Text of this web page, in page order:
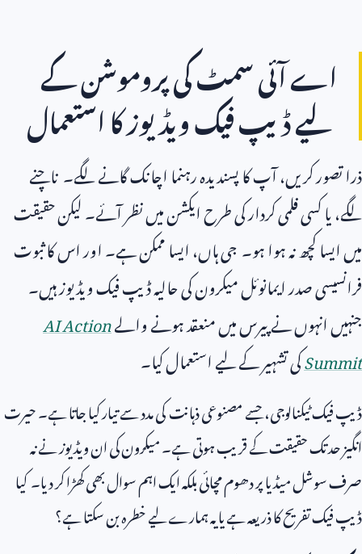
اے آئی سمٹ کی پروموشن کے
لیے ڈیپ فیک ویڈیوز کا استعمال
ذرا تصور کریں، آپ کا پسندیدہ رہنما اچانک گانے لگے۔ ناچنے
لگے، یا کسی فلمی کردار کی طرح ایکشن میں نظر آئے۔ لیکن حقیقت
میں ایسا کچھ نہ ہوا ہو۔ جی ہاں، ایسا ممکن ہے۔ اور اس کا ثبوت
فرانسیسی صدر ایمانوئل میکرون کی حالیہ ڈیپ فیک ویڈیوز ہیں۔
جنہیں انہوں نے پیرس میں منعقد ہونے والےAI Action
Summitکی تشہیر کے لیے استعمال کیا۔
ڈیپ فیک ٹیکنالوجی، جسے مصنوعی ذہانت کی مدد سے تیار کیا جاتا ہے۔ حیرت
انگیز حد تک حقیقت کے قریب ہوتی ہے۔ میکرون کی ان ویڈیوز نے نہ
صرف سوشل میڈیا پر دھوم مچائی بلکہ ایک اہم سوال بھی کھڑا کر دیا۔ کیا
ڈیپ فیک تفریح کا ذریعہ ہے یا یہ ہمارے لیے خطرہ بن سکتا ہے؟